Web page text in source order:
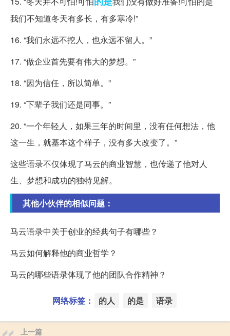
我们不知道冬天有多长，有多寒冷!”
16. “我们永远不挖人，也永远不留人。”
17. “做企业首先要有伟大的梦想。”
18. “因为信任，所以简单。”
19. “下辈子我们还是同事。”
20. “一个年轻人，如果三年的时间里，没有任何想法，他
这一生，就基本这个样子，没有多大改变了。”
这些语录不仅体现了马云的商业智慧，也传递了他对人
生、梦想和成功的独特见解。
其他小伙伴的相似问题：
马云语录中关于创业的经典句子有哪些？
马云如何解释他的商业哲学？
马云的哪些语录体现了他的团队合作精神？
网络标签： 的人 的是 语录
上一篇